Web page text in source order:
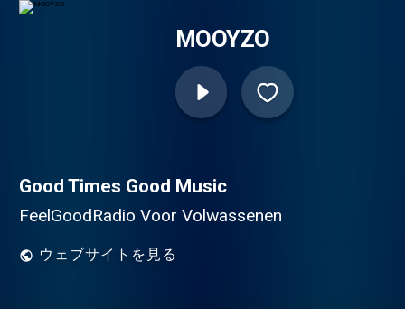
MOOYZO
Good Times Good Music
FeelGoodRadio Voor Volwassenen
ウェブサイトを見る